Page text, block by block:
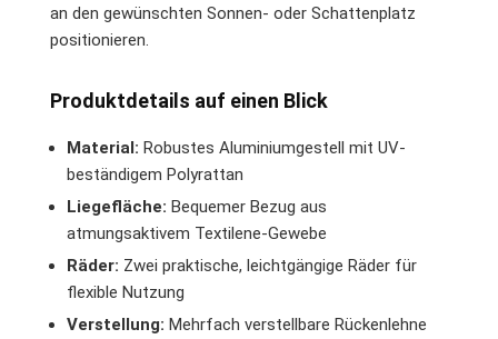
an den gewünschten Sonnen- oder Schattenplatz
positionieren.
Produktdetails auf einen Blick
Material: Robustes Aluminiumgestell mit UV-
beständigem Polyrattan
Liegefläche: Bequemer Bezug aus
atmungsaktivem Textilene-Gewebe
Räder: Zwei praktische, leichtgängige Räder für
flexible Nutzung
Verstellung: Mehrfach verstellbare Rückenlehne